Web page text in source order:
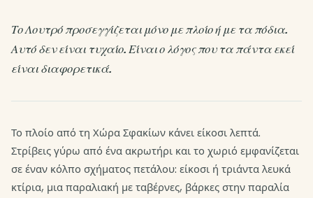
Το Λουτρό προσεγγίζεται μόνο με πλοίο ή με τα πόδια.
Αυτό δεν είναι τυχαίο. Είναι ο λόγος που τα πάντα εκεί
είναι διαφορετικά.
Το πλοίο από τη Χώρα Σφακίων κάνει είκοσι λεπτά.
Στρίβεις γύρω από ένα ακρωτήρι και το χωριό εμφανίζεται
σε έναν κόλπο σχήματος πετάλου: είκοσι ή τριάντα λευκά
κτίρια, μια παραλιακή με ταβέρνες, βάρκες στην παραλία